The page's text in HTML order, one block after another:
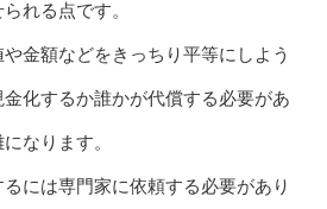
れる点です。
金額などをきっちり平等にしよう
化するか誰かが代償する必要があ
なります。
には専門家に依頼する必要があり